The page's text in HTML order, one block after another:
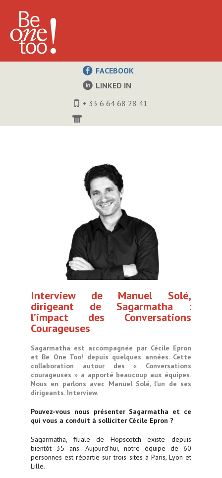
FACEBOOK
LINKED IN
+ 33 6 64 68 28 41
Interview de Manuel Solé,
dirigeant de Sagarmatha :
l’impact des Conversations
Courageuses
Sagarmatha est accompagnée par Cécile Epron
et Be One Too! depuis quelques années. Cette
collaboration autour des « Conversations
courageuses » a apporté beaucoup aux équipes.
Nous en parlons avec Manuel Solé, l’un de ses
dirigeants. Interview.
Pouvez-vous nous présenter Sagarmatha et ce
qui vous a conduit à solliciter Cécile Epron ?
Sagarmatha, filiale de Hopscotch existe depuis
bientôt 35 ans. Aujourd’hui, notre équipe de 60
personnes est répartie sur trois sites à Paris, Lyon et
Lille.